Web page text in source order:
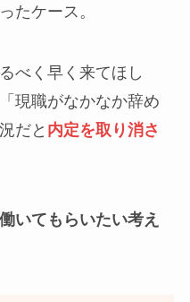
たケース。
べく早く来てほし
現職がなかなか辞め
だと 内定を取り消さ
いてもらいたい考え